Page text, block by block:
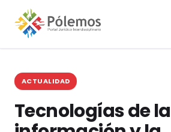
ACTUALIDAD
Tecnologías de la